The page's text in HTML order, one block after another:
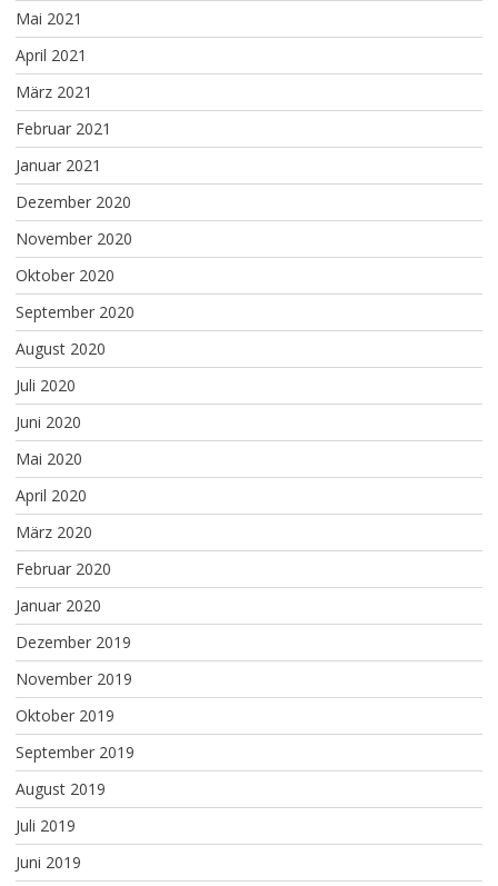
Mai 2021
April 2021
März 2021
Februar 2021
Januar 2021
Dezember 2020
November 2020
Oktober 2020
September 2020
August 2020
Juli 2020
Juni 2020
Mai 2020
April 2020
März 2020
Februar 2020
Januar 2020
Dezember 2019
November 2019
Oktober 2019
September 2019
August 2019
Juli 2019
Juni 2019